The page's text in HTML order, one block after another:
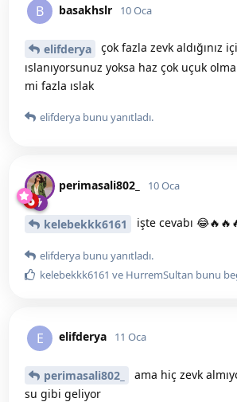
B basakhslr 10 Oca
elifderya
çok fazla zevk aldığınız
ıslanıyorsunuz yoksa haz çok uçuk
mi fazla ıslak
elifderya bunu yanıtladı.
perimasali802_ 10 Oca
kelebekkk6161 işte cevabı
elifderya bunu yanıtladı.
kelebekkk6161 ve HurremSultan bunu
E elifderya 11 Oca
perimasali802_
ama hiç zevk
su gibi geliyor